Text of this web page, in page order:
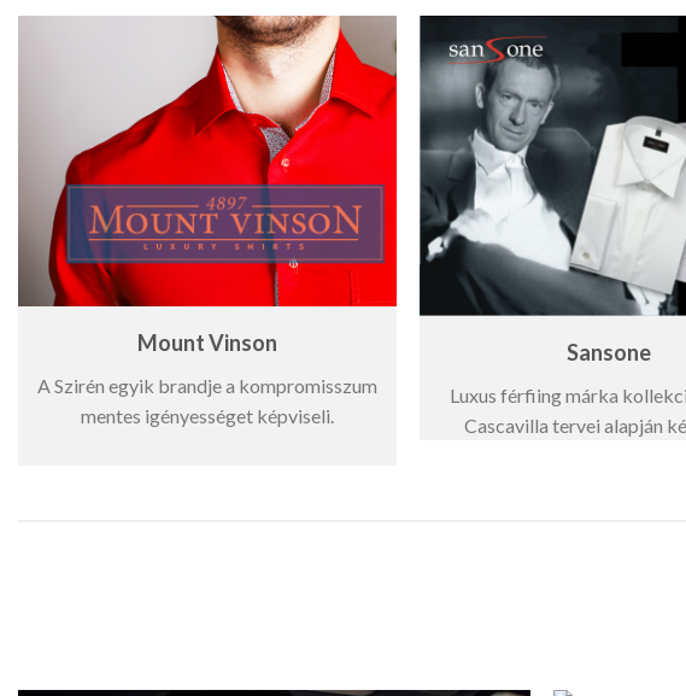
Mount Vinson
A Szirén egyik brandje a kompromisszum
mentes igényességet képviseli.
Sansone
Luxus férfiing márka
Cascavilla tervei alapján